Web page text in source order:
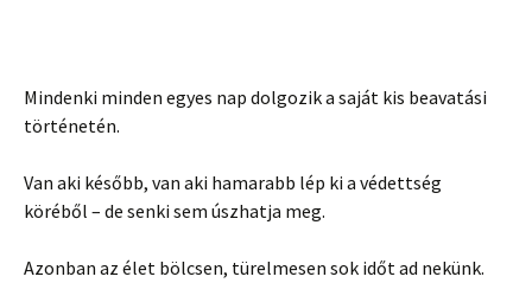
Mindenki minden egyes nap dolgozik a saját kis beavatási
történetén.
Van aki később, van aki hamarabb lép ki a védettség
köréből – de senki sem úszhatja meg.
Azonban az élet bölcsen, türelmesen sok időt ad nekünk.